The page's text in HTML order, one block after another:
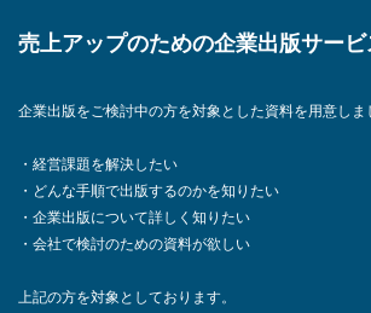
売上アップのための企業出版サービ
企業出版をご検討中の方を対象とした資料を用意しま
・経営課題を解決したい
・どんな手順で出版するのかを知りたい
・企業出版について詳しく知りたい
・会社で検討のための資料が欲しい
上記の方を対象としております。